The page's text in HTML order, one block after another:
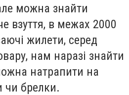
можна знайти
взуття, в межах 2000
жилети, серед
нам наразі знайти
натрапити на
чи брелки.